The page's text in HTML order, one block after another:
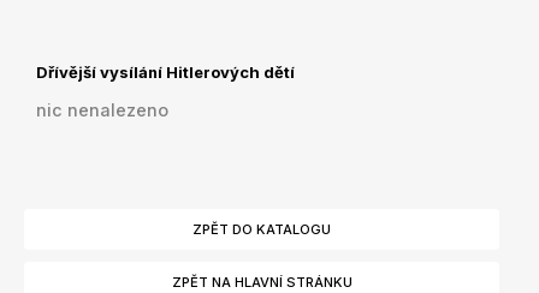
Dřívější vysílání Hitlerových dětí
nic nenalezeno
ZPĚT DO KATALOGU
ZPĚT NA HLAVNÍ STRÁNKU